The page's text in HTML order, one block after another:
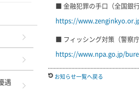
■ 金融犯罪の手口（全国銀
https://
■ フィッシング対策（警察庁
https://www.npa.go.jp/
お知らせ一覧へ戻る
遇